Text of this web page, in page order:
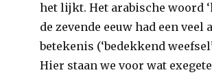
het lijkt. Het arabische woord
de zevende eeuw had een veel
betekenis (‘bedekkend
Hier staan we voor wat